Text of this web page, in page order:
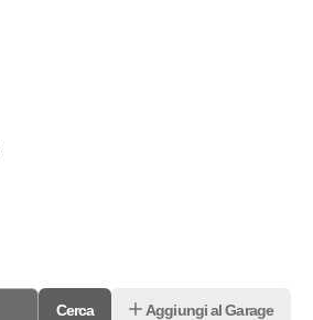
Cerca
Aggiungi al Garage